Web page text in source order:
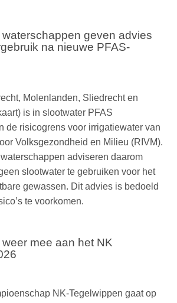
geven advies
na nieuwe PFAS-
Molenlanden, Sliedrecht en
is in slootwater PFAS
de risicogrens voor irrigatiewater van
Volksgezondheid en Milieu (RIVM).
adviseren daarom
slootwater te gebruiken voor het
gewassen. Dit advies is bedoeld
te voorkomen.
mee aan het NK
NK-Tegelwippen gaat op